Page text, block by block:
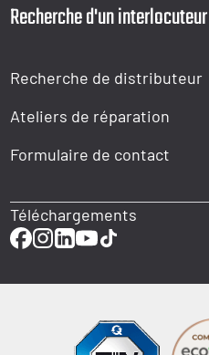
Recherche d'un interlocuteur
Recherche de distributeur
Ateliers de réparation
Formulaire de contact
Téléchargements